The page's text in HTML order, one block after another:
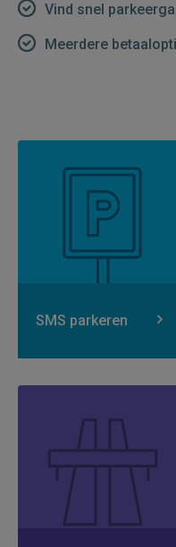
Vind snel
Meerdere
SMS parkeren